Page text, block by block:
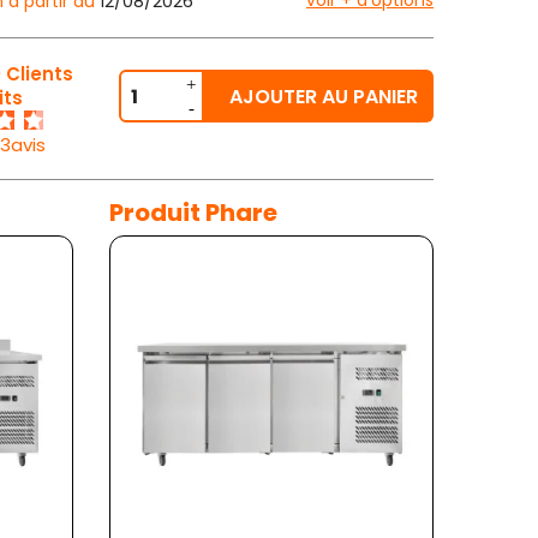
Clients
AJOUTER AU PANIER
Produit Phare